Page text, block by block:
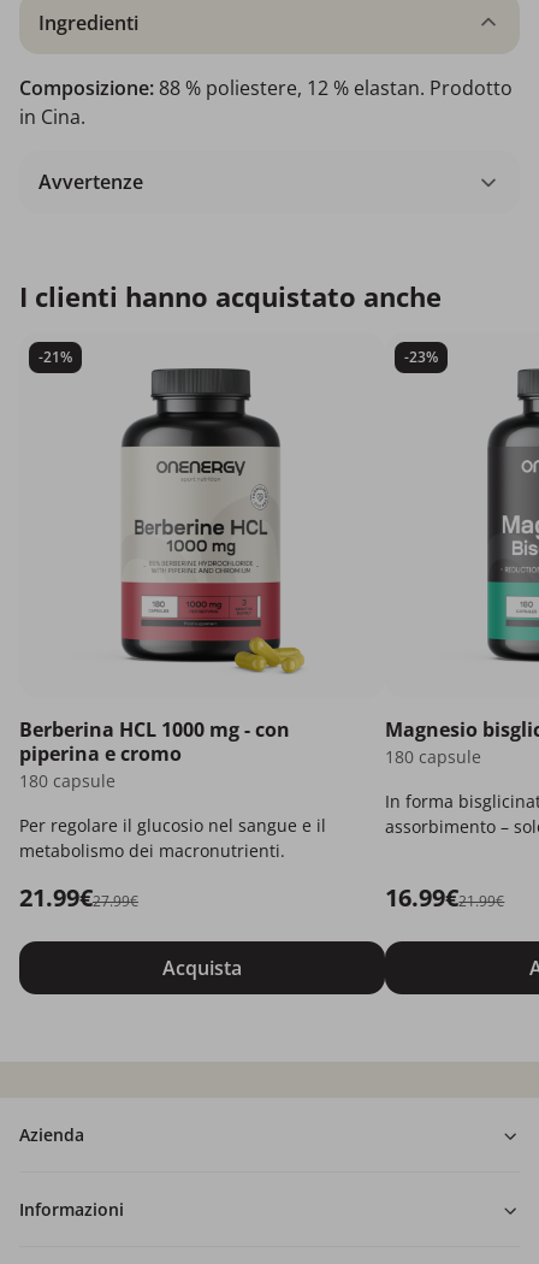
Ingredienti
Composizione: 88 % poliestere, 12 % elastan. Prodotto
in Cina.
Avvertenze
I clienti hanno acquistato anche
-21%
Berberina HCL 1000 mg - con
piperina e cromo
180 capsule
Per regolare il glucosio nel sangue e il
metabolismo dei macronutrienti.
21.99€27.99€
Acquista
-23%
Magnesio
180 capsule
In forma
assorbimento –
16.99€21.99€
Azienda
Informazioni